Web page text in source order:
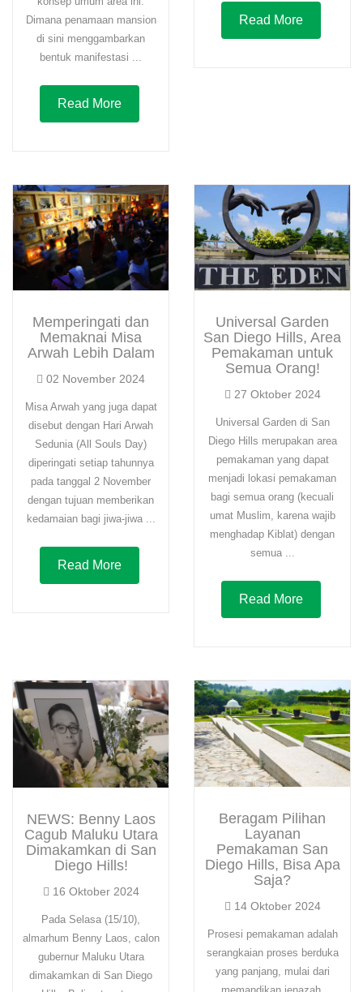
Dimana penamaan mansion
di sini menggambarkan
bentuk manifestasi ...
Read More
Read More
Memperingati dan
Memaknai Misa
Arwah Lebih Dalam
02 November 2024
Misa Arwah yang juga dapat
disebut dengan Hari Arwah
Sedunia (All Souls Day)
diperingati setiap tahunnya
pada tanggal 2 November
dengan tujuan memberikan
kedamaian bagi jiwa-jiwa ...
Read More
Universal Garden
San Diego Hills, Area
Pemakaman untuk
Semua Orang!
27 Oktober 2024
Universal Garden di San
Diego Hills merupakan area
pemakaman yang dapat
menjadi lokasi pemakaman
bagi semua orang (kecuali
umat Muslim, karena wajib
menghadap Kiblat) dengan
semua ...
Read More
NEWS: Benny Laos
Cagub Maluku Utara
Dimakamkan di San
Diego Hills!
16 Oktober 2024
Pada Selasa (15/10),
almarhum Benny Laos, calon
gubernur Maluku Utara
dimakamkan di San Diego
Beragam Pilihan
Layanan
Pemakaman San
Diego Hills, Bisa Apa
Saja?
14 Oktober 2024
Prosesi pemakaman adalah
serangkaian proses berduka
yang panjang, mulai dari